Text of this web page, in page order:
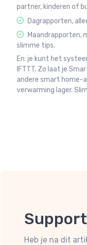
partner, kinderen of
Dagrapporten,
Maandrapporten,
slimme tips.
En: je kunt het
IFTTT. Zo laat je
andere smart home-
verwarming lager.
Support
Heb je na dit